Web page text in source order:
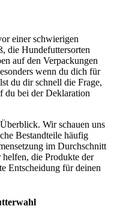
einer schwierigen
die Hundefuttersorten
auf den Verpackungen
wenn du dich für
du dir schnell die Frage,
du bei der Deklaration
Wir schauen uns
Bestandteile häufig
im Durchschnitt
die Produkte der
Entscheidung für deinen